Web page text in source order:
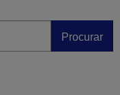
Procurar